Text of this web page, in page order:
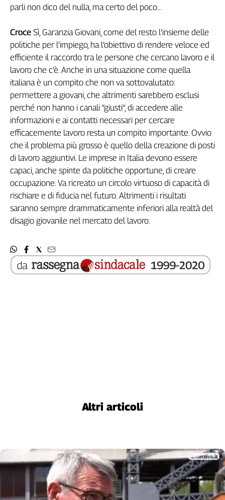
parli non dico del nulla, ma certo del poco…
Croce Sì, Garanzia Giovani, come del resto l’insieme delle
politiche per l’impiego, ha l’obiettivo di rendere veloce ed
efficiente il raccordo tra le persone che cercano lavoro e il
lavoro che c’è. Anche in una situazione come quella
italiana è un compito che non va sottovalutato:
permettere a giovani, che altrimenti sarebbero esclusi
perché non hanno i canali “giusti”, di accedere alle
informazioni e ai contatti necessari per cercare
efficacemente lavoro resta un compito importante. Ovvio
che il problema più grosso è quello della creazione di posti
di lavoro aggiuntivi. Le imprese in Italia devono essere
capaci, anche spinte da politiche opportune, di creare
occupazione. Va ricreato un circolo virtuoso di capacità di
rischiare e di fiducia nel futuro. Altrimenti i risultati
saranno sempre drammaticamente inferiori alla realtà del
disagio giovanile nel mercato del lavoro.
Altri articoli